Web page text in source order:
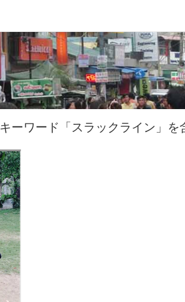
キーワード「スラックライン」を